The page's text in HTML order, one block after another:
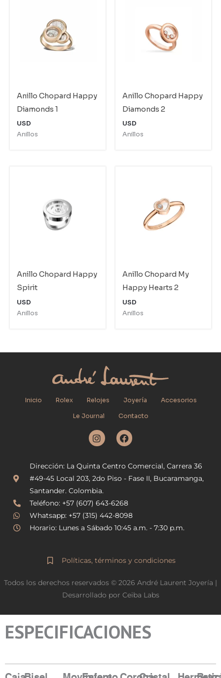
Anillo Chopard Happy
Diamonds 1
USD
Anillos
Anillo Chopard Happy
Diamonds 2
USD
Anillos
Anillo Chopard Happy
Spirit
USD
Anillos
Anillo Chopard My
Happy Hearts 2
USD
Anillos
Inicio Rolex Relojes Joyería
Accesorios
Le Journal
Contacto
I
n
a
g
r
a
m
F
a
b
o
Dirección: La Quinta Centro Comercial, Carrera 36
#49-45 Local 203, 2do Piso - Fase II, Bucaramanga,
Santander. Colombia.
Teléfono: +57 (607) 643-6268
Whatsapp: +57 (315) 442-8098
Horario: Lunes a Sábado 10:45 a.m. - 7:30 p.m.
Políticas, términos y condiciones
Todos los derechos reservados © 2026 André Laurent Joyería |
Desarrollado por Ceiba Labs
ESPECIFICACIONES